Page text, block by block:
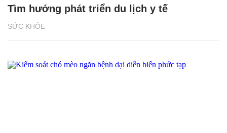
SỨC KHỎE
Tìm hướng phát triển du lịch y tế